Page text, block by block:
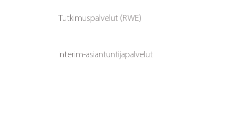
Tutkimuspalvelut (RWE)
Interim-asiantuntijapalvelut